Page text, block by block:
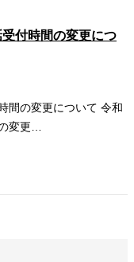
付時間の変更につ
間の変更について 令和
変更…